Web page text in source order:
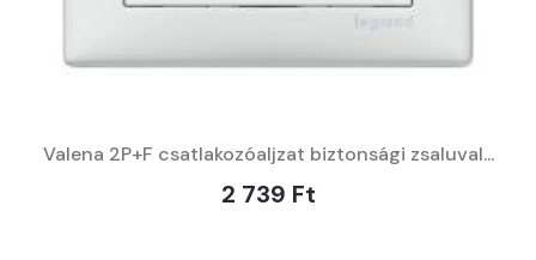
Valena 2P+F csatlakozóaljzat biztonsági zsaluval...
2 739 Ft